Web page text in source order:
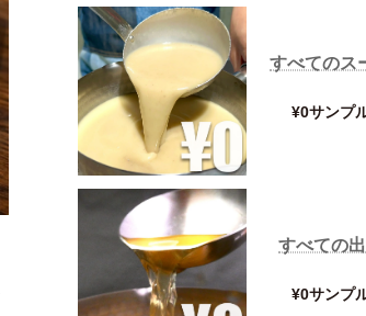
すべてのス
¥0サンプ
すべての
¥0サンプ